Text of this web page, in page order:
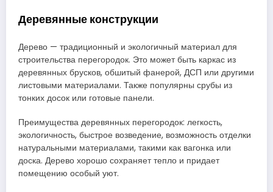
Деревянные конструкции
Дерево — традиционный и экологичный материал для
строительства перегородок. Это может быть каркас из
деревянных брусков, обшитый фанерой, ДСП или другими
листовыми материалами. Также популярны срубы из
тонких досок или готовые панели.
Преимущества деревянных перегородок: легкость,
экологичность, быстрое возведение, возможность отделки
натуральными материалами, такими как вагонка или
доска. Дерево хорошо сохраняет тепло и придает
помещению особый уют.